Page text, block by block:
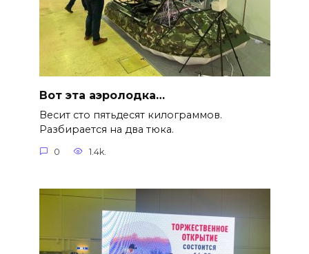
Вот эта аэролодка…
Весит сто пятьдесят килограммов.
Разбирается на два тюка.
0 1.4k.